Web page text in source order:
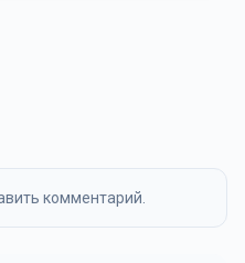
комментарий.